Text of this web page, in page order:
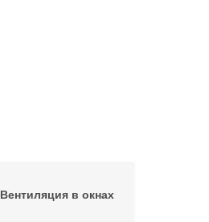
Вентиляция в окнах